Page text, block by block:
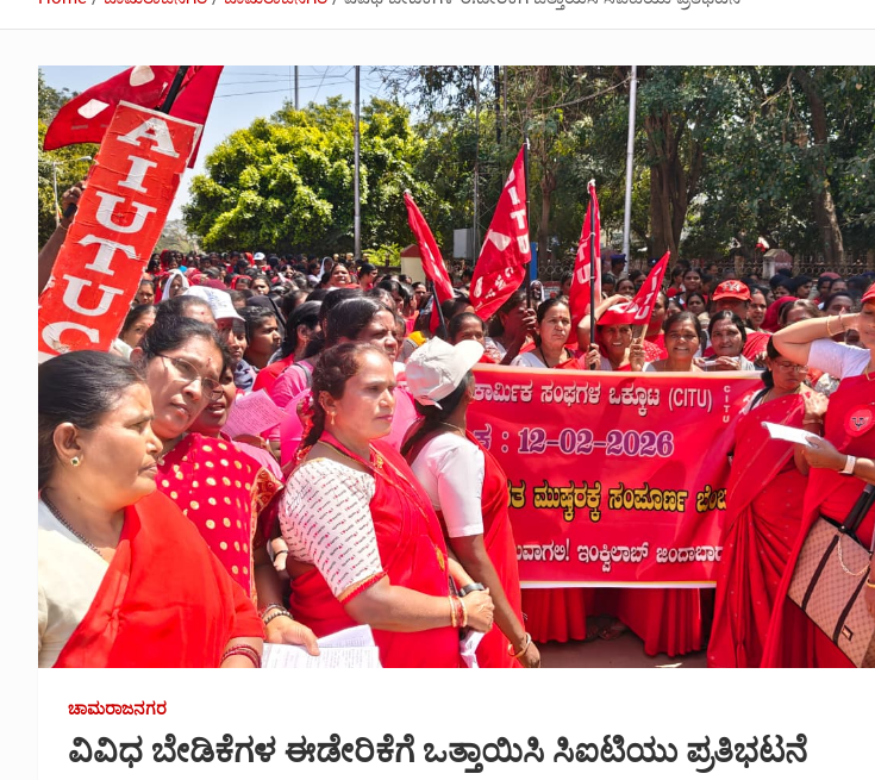
ಚಾಮರಾಜನಗರ
ವಿವಿಧ ಬೇಡಿಕೆಗಳ ಈಡೇರಿಕೆಗೆ ಒತ್ತಾಯಿಸಿ ಸಿಐಟಿಯು ಪ್ರತಿಭಟನೆ